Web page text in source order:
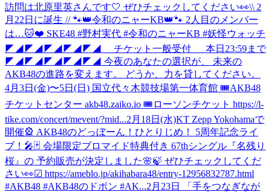
訪問は北原里英さんです🤍 ぜひチェックしてください👀\\ 2
月22日に誕生 // 🐾👑令和のニャーKB👑🐾 2人目のメンバー
は…🐱❤️ SKE48 #野村実代 #令和のニャーKB #妖怪ウォッチ
◤◢◤◢◤◢◤◢◤◢ チケット一般受付 本日23:59まで
◤◢◤◢◤◢◤◢◤◢ 今夜のあなたの選択が、 未来の
AKB48の進路を変えます。 どうか、力を貸してください。
4月3日(金)〜5日(日) 国立代々木競技場第一体育館 🎟AKB48
チケットセンター akb48.zaiko.io 🎟ローソンチケット https://l-
tike.com/concert/mevent/?mid...2月18日(水)KT Zepp Yokohamaで
開催🎡 AKB48のどっぼーん！ひとりじめ！ 5周年記念ライ
ブ！🎤🃏 会場限定ブロマイド特典付き 67thシングル『名残り
桜』の 予約販売が決定しました🌸🍃 ぜひチェックしてくだ
さい👀☑︎ https://ameblo.jp/akihabara48/entry-12956832787.html
#AKB48 #AKB48のドボン #AK...2月23日 「手をつなぎなが